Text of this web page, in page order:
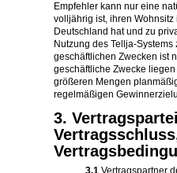
Empfehler kann nur eine
volljährig ist, ihren
Deutschland hat und zu
Nutzung des Tellja-
geschäftlichen Zwecken ist
geschäftliche Zwecke
größeren Mengen
regelmäßigen
3.
3.1 Vertragspartner